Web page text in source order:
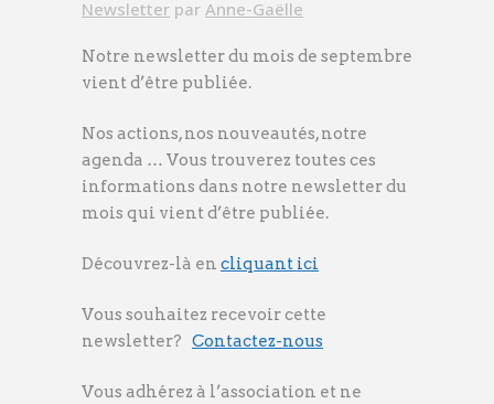
Newsletter par Anne-Gaëlle
Notre newsletter du mois de septembre
vient d’être publiée.
Nos actions, nos nouveautés, notre
agenda … Vous trouverez toutes ces
informations dans notre newsletter du
mois qui vient d’être publiée.
Découvrez-là en cliquant ici
Vous souhaitez recevoir cette
newsletter? Contactez-nous
Vous adhérez à l’association et ne